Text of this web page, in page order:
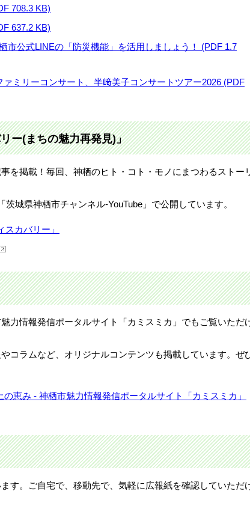
708.3 KB)
637.2 KB)
市公式LINEの「防災機能」を活用しましょう！ (PDF 1.7
ミリーコンサート、半﨑美子コンサートツアー2026 (PDF
ー(まちの魅力再発見)」
を掲載！毎回、神栖のヒト・コト・モノにまつわるストー
城県神栖市チャンネル-YouTube」で公開しています。
カバリー」
力情報発信ポータルサイト「カミスミカ」でもご覧いただ
コラムなど、オリジナルコンテンツも掲載しています。ぜ
の恵み - 神栖市魅力情報発信ポータルサイト「カミスミカ」
す。ご自宅で、移動先で、気軽に広報紙を確認していただ